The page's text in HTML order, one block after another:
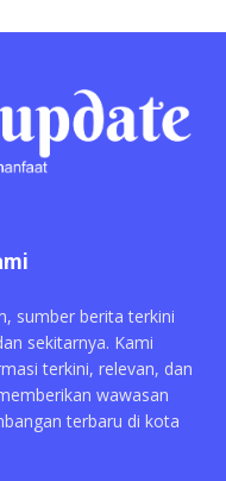
sumber berita terkini
sekitarnya. Kami
terkini, relevan, dan
wawasan
terbaru di kota